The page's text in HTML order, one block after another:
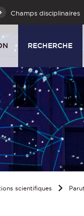
Champs disciplinaires
RECHERCHE
scientifiques